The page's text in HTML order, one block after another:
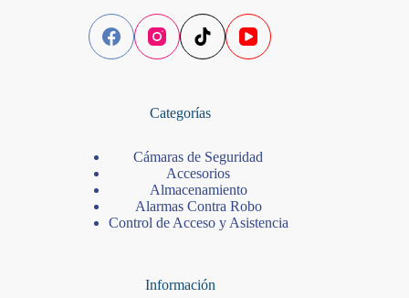
Categorías
Cámaras de Seguridad
Accesorios
Almacenamiento
Alarmas Contra Robo
Control de Acceso y Asistencia
Información